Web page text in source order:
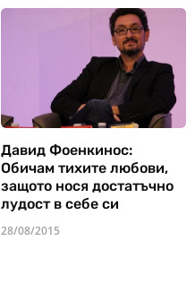
Давид Фоенкинос:
Обичам тихите любови,
защото нося достатъчно
лудост в себе си
28/08/2015